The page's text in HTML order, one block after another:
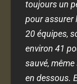
toujours un
pour assurer
20 équipes,
environ 41
sauvé,
en dessous.